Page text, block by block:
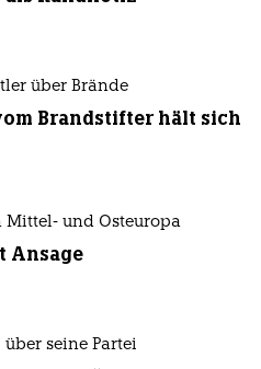
über Brände
Brandstifter hält sich
und Osteuropa
Ansage
über seine Partei